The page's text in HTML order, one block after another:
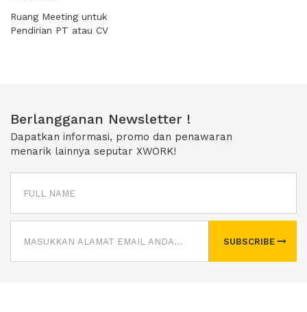
Ruang Meeting untuk
Pendirian PT atau CV
Berlangganan Newsletter !
Dapatkan informasi, promo dan penawaran
menarik lainnya seputar XWORK!
SUBSCRIBE